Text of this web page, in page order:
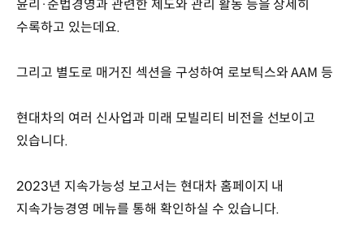
윤리·준법경영과 관련한 제도와 관리 활동 등을 상세히
수록하고 있는데요.
그리고 별도로 매거진 섹션을 구성하여 로보틱스와 AAM 등
현대차의 여러 신사업과 미래 모빌리티 비전을 선보이고
있습니다.
2023년 지속가능성 보고서는 현대차 홈페이지 내
지속가능경영 메뉴를 통해 확인하실 수 있습니다.